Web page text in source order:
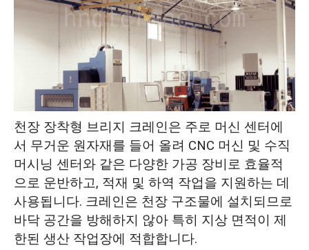
천장 장착형 브리지 크레인은 주로 머신 센터에
서 무거운 원자재를 들어 올려 CNC 머신 및 수직
머시닝 센터와 같은 다양한 가공 장비로 효율적
으로 운반하고, 적재 및 하역 작업을 지원하는 데
사용됩니다. 크레인은 천장 구조물에 설치되므로
바닥 공간을 방해하지 않아 특히 지상 면적이 제
한된 생산 작업장에 적합합니다.